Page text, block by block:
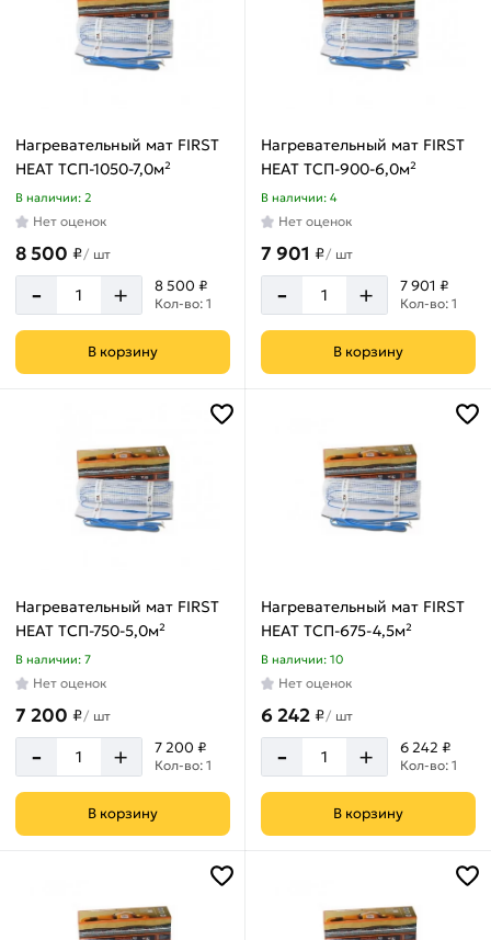
Нагревательный мат FIRST
HEAT ТСП-1050-7,0м²
В наличии: 2
Нет оценок
8 500 ₽/ шт
- + 8 500 ₽
Кол-во: 1
В корзину
Нагревательный мат FIRST
HEAT ТСП-900-6,0м²
В наличии: 4
Нет оценок
7 901 ₽/ шт
- + 7 901 ₽
Кол-во: 1
В корзину
Нагревательный мат FIRST
HEAT ТСП-750-5,0м²
В наличии: 7
Нет оценок
7 200 ₽/ шт
- + 7 200 ₽
Кол-во: 1
В корзину
Нагревательный мат FIRST
HEAT ТСП-675-4,5м²
В наличии: 10
Нет оценок
6 242 ₽/ шт
- + 6 242 ₽
Кол-во: 1
В корзину